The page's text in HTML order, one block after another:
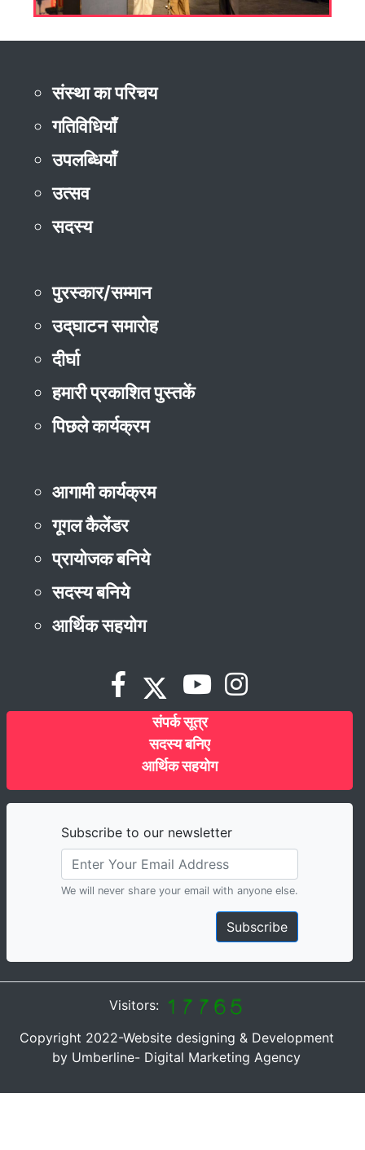
संस्था का परिचय
गतिविधियाँ
उपलब्धियाँ
उत्सव
सदस्य
पुरस्कार/सम्मान
उद्‌घाटन समारोह
दीर्घा
हमारी प्रकाशित पुस्तकें
पिछले कार्यक्रम
आगामी कार्यक्रम
गूगल कैलेंडर
प्रायोजक बनिये
सदस्य बनिये
आर्थिक सहयोग
संपर्क सूत्र
सदस्य बनिए
आर्थिक सहयोग
Subscribe to our newsletter
We will never share your email with anyone else.
Subscribe
Visitors:
Copyright 2022-Website designing & Development
by Umberline- Digital Marketing Agency